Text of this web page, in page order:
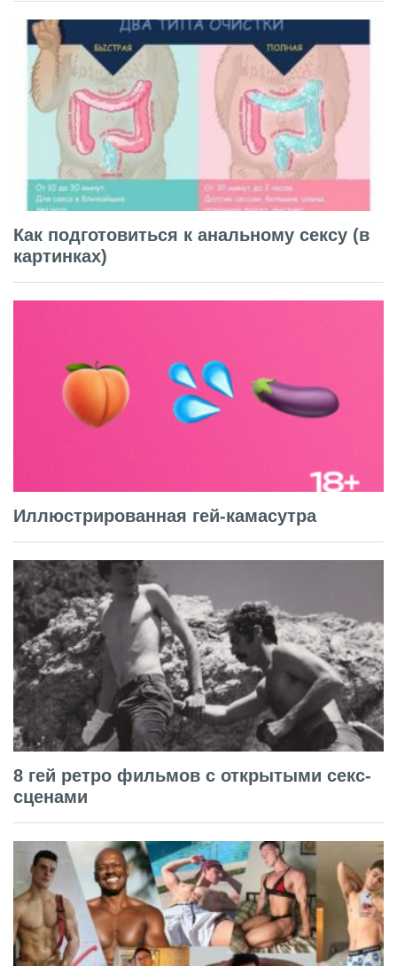
Как подготовиться к анальному сексу (в
картинках)
Иллюстрированная гей-камасутра
8 гей ретро фильмов с открытыми секс-
сценами